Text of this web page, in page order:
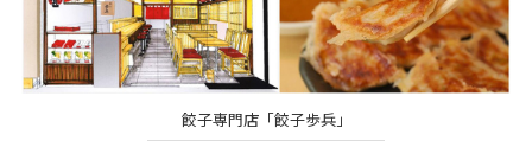
餃子専門店「餃子歩兵」